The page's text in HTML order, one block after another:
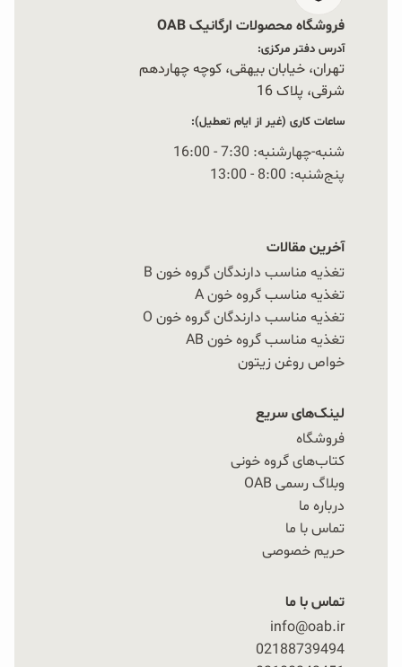
فروشگاه محصولات ارگانیک OAB
آدرس دفتر مرکزی:
تهران، خیابان بیهقی، کوچه چهاردهم
شرقی، پلاک 16‭
ساعات کاری (غیر از ایام تعطیل):
شنبه-چهارشنبه: 7:30 - 16:00
پنج‌شنبه: 8:00 - 13:00
آخرین مقالات
تغذیه مناسب دارندگان گروه خون B
تغذیه مناسب گروه خون A
تغذیه مناسب دارندگان گروه خون O
تغذیه مناسب گروه خون AB
خواص روغن زیتون
لینک‌های سریع
فروشگاه
کتاب‌های گروه خونی
وبلاگ رسمی OAB
درباره ما
تماس با ما
حریم خصوصی
تماس با ما
info@oab.ir
02188739494